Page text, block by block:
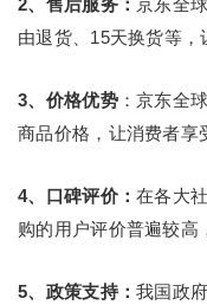
由退货、15天换货等，
3、价格优势：京东全
商品价格，让消费者享
4、口碑评价：在各大
购的用户评价普遍较高
5、政策支持：我国政